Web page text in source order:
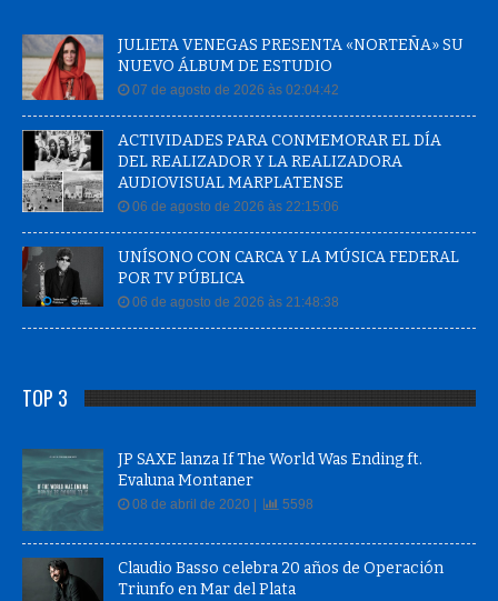
JULIETA VENEGAS PRESENTA «NORTEÑA» SU
NUEVO ÁLBUM DE ESTUDIO
07 de agosto de 2026 às 02:04:42
ACTIVIDADES PARA CONMEMORAR EL DÍA
DEL REALIZADOR Y LA REALIZADORA
AUDIOVISUAL MARPLATENSE
06 de agosto de 2026 às 22:15:06
UNÍSONO CON CARCA Y LA MÚSICA FEDERAL
POR TV PÚBLICA
06 de agosto de 2026 às 21:48:38
TOP 3
JP SAXE lanza If The World Was Ending ft.
Evaluna Montaner
08 de abril de 2020 | 5598
Claudio Basso celebra 20 años de Operación
Triunfo en Mar del Plata